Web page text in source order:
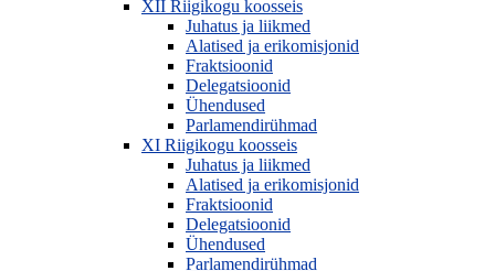
XII Riigikogu koosseis
Juhatus ja liikmed
Alatised ja erikomisjonid
Fraktsioonid
Delegatsioonid
Ühendused
Parlamendirühmad
XI Riigikogu koosseis
Juhatus ja liikmed
Alatised ja erikomisjonid
Fraktsioonid
Delegatsioonid
Ühendused
Parlamendirühmad